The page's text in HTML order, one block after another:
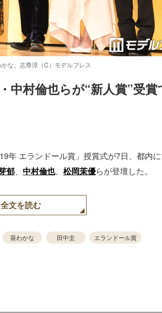
な、志尊淳（C）モデルプレス
中村倫也らが“新人賞”受
年 エランドール賞」授賞式が7日、都内
郁、 中村倫也、 松岡茉優らが登壇した。
全文を読む
葵わかな 田中圭
エランドール賞